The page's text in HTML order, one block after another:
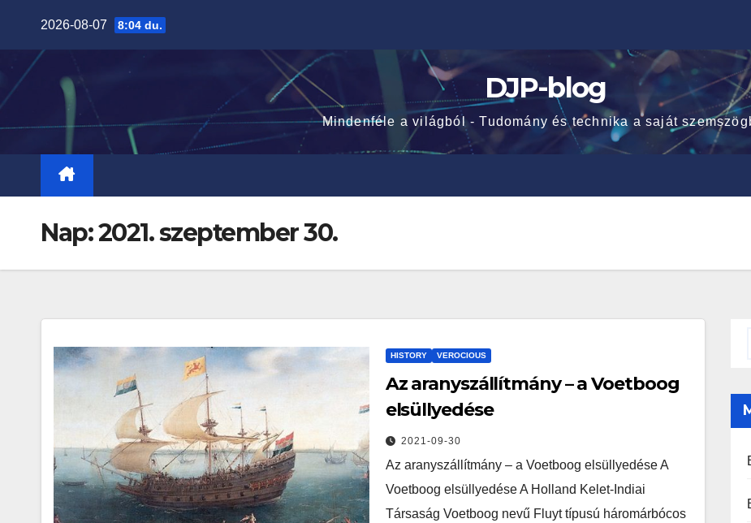
content
2026-08-07 8:04 du.
DJP-blog
Mindenféle a világból - Tudomány és technika a saját
Nap:2021. szeptember 30.
HISTORY VEROCIOUS
Az aranyszállítmány – a Voetboog
elsüllyedése
2021-09-30
Az aranyszállítmány – a Voetboog elsüllyedése A
Voetboog elsüllyedése A Holland Kelet-Indiai
Társaság Voetboog nevű Fluyt típusú háromárbócos